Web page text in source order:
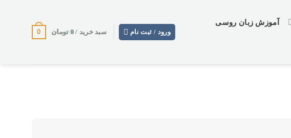
آموزش زبان روسی
ورود / ثبت نام سبد خرید /0 تومان 0